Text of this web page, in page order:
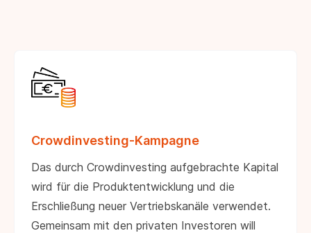
Crowdinvesting-Kampagne
Das durch Crowdinvesting aufgebrachte Kapital
wird für die Produktentwicklung und die
Erschließung neuer Vertriebskanäle verwendet.
Gemeinsam mit den privaten Investoren will